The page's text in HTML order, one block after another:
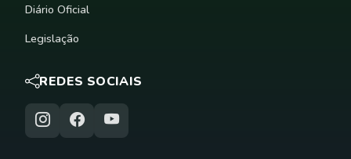
Diário Oficial
Legislação
REDES SOCIAIS